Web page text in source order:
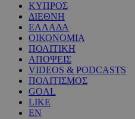
ΚΥΠΡΟΣ
ΔΙΕΘΝΗ
ΕΛΛΑΔΑ
ΟΙΚΟΝΟΜΙΑ
ΠΟΛΙΤΙΚΗ
ΑΠΟΨΕΙΣ
VIDEOS & PODCASTS
ΠΟΛΙΤΙΣΜΟΣ
GOAL
LIKE
EN